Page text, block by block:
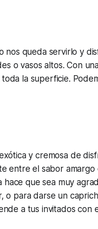
nos queda servirlo y
o vasos altos. Con
la superficie.
y cremosa de
entre el sabor amargo
que sea muy
o para darse un
a tus invitados con